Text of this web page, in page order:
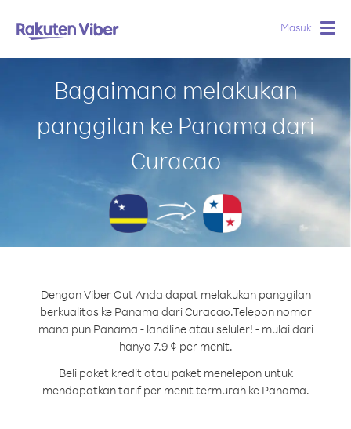
Masuk
Bagaimana melakukan
panggilan ke Panama dari
Curacao
Dengan Viber Out Anda dapat melakukan panggilan
berkualitas ke Panama dari Curacao.Telepon nomor
mana pun Panama - landline atau seluler! - mulai dari
hanya 7.9 ¢ per menit.
Beli paket kredit atau paket menelepon untuk
mendapatkan tarif per menit termurah ke Panama.